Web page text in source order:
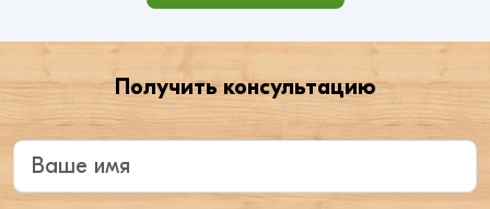
Получить консультацию
Введите ваше имя